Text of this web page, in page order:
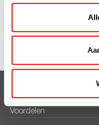
extra’s!
Meer weten over
Voordelen